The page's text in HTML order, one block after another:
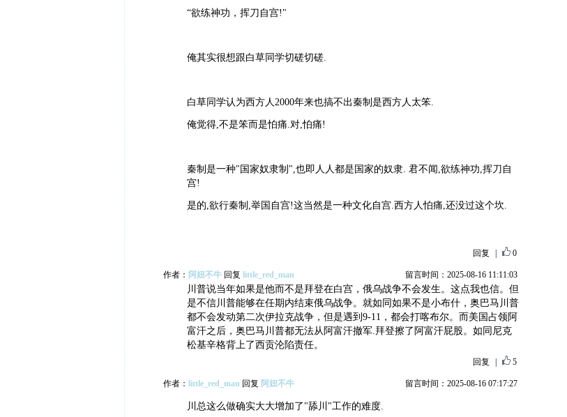
“欲练神功，挥刀自宫!"
俺其实很想跟白草同学切磋切磋.
白草同学认为西方人2000年来也搞不出秦制是西方人太笨.
俺觉得,不是笨而是怕痛.对,怕痛!
秦制是一种"国家奴隶制",也即人人都是国家的奴隶. 君不闻,欲练神功,挥刀自
宫!
是的,欲行秦制,举国自宫!这当然是一种文化自宫.西方人怕痛,还没过这个坎.
回复 0
作者： 阿妞不牛回复 little_red_man 留言时间：2025-08-16 11:11:03
川普说当年如果是他而不是拜登在白宫，俄乌战争不会发生。这点我也信。但
是不信川普能够在任期内结束俄乌战争。就如同如果不是小布什，奥巴马川普
都不会发动第二次伊拉克战争，但是遇到9-11，都会打喀布尔。而美国占领阿
富汗之后，奥巴马川普都无法从阿富汗撤军.拜登擦了阿富汗屁股。如同尼克
松基辛格背上了西贡沦陷责任。
回复 5
作者： little_red_man 回复 阿妞不牛 留言时间：2025-08-16 07:17:27
川总这么做确实大大增加了"舔川"工作的难度.